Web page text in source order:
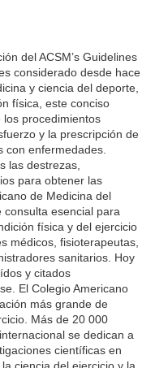
del ACSM’s Guidelines
considerado desde hace
y ciencia del deporte,
física, este conciso
procedimientos
y la prescripción de
con enfermedades.
las destrezas,
para obtener las
de Medicina del
esencial para
física y del ejercicio
médicos, fisioterapeutas,
sanitarios. Hoy
y citados
El Colegio Americano
más grande de
Más de 20 000
se dedican a
científicas en
ciencia del ejercicio y la